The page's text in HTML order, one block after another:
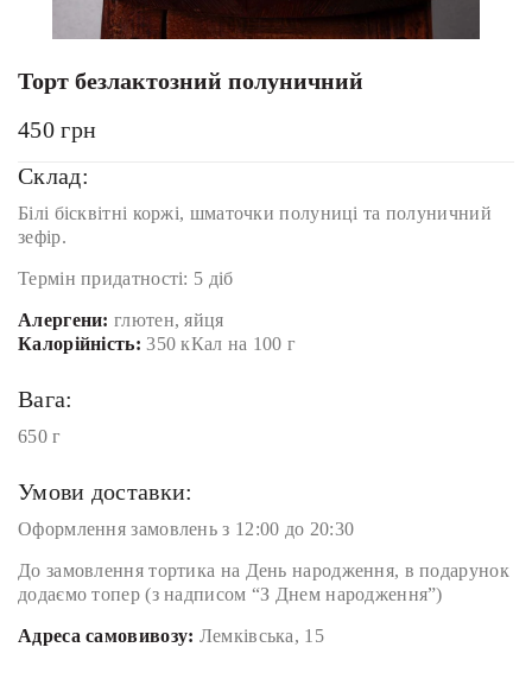
Торт безлактозний полуничний
450 грн
Склад:
Білі бісквітні коржі, шматочки полуниці та полуничний
зефір.
Термін придатності: 5 діб
Алергени: глютен, яйця
Калорійність: 350 кКал на 100 г
Вага:
650 г
Умови доставки:
Оформлення замовлень з 12:00 до 20:30
До замовлення тортика на День народження, в подарунок
додаємо топер (з надписом “З Днем народження”)
Адреса самовивозу: Лемківська, 15